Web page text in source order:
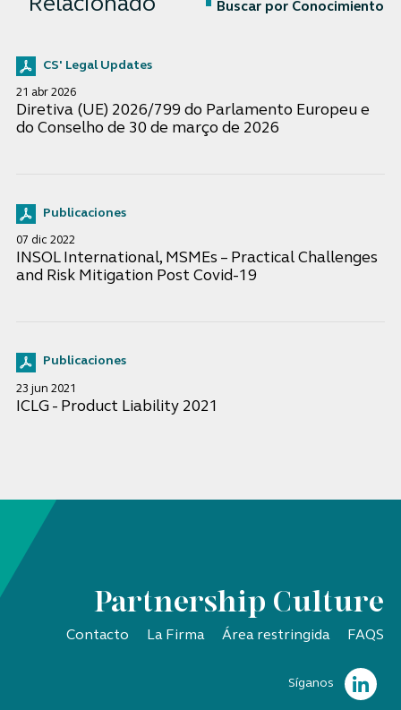
Relacionado
Buscar por Conocimiento
CS' Legal Updates
21 abr 2026
Diretiva (UE) 2026/799 do Parlamento Europeu e
do Conselho de 30 de março de 2026
Publicaciones
07 dic 2022
INSOL International, MSMEs – Practical Challenges
and Risk Mitigation Post Covid-19
Publicaciones
23 jun 2021
ICLG - Product Liability 2021
Partnership Culture
Contacto La Firma Área restringida FAQS
Síganos